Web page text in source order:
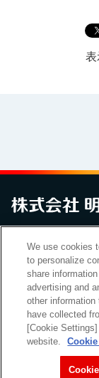
表
お問い合わせ サイ
アクセシビリティ
Cookie Settings
明治ホールディン
Meiji Seika ファル
We use cookies
to personalize
share
advertising and
other
have collected
[Cookie
website.